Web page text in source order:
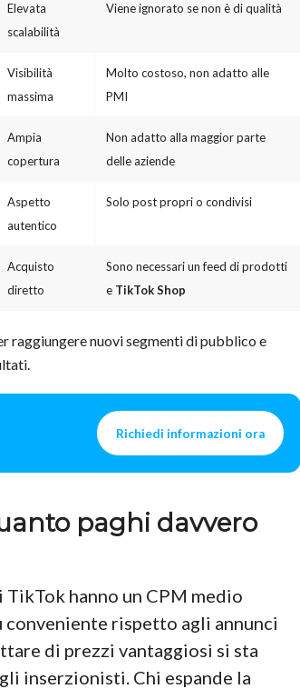
Elevata
scalabilità
Viene ignorato se non è di qualità
Visibilità
massima
Molto costoso, non adatto alle
PMI
Ampia
copertura
Non adatto alla maggior parte
delle aziende
Aspetto
autentico
Solo post propri o condivisi
Acquisto
diretto
Sono necessari un feed di prodotti
e TikTok Shop
raggiungere nuovi segmenti di pubblico e
Richiedi informazioni ora
paghi davvero
hanno un CPM medio
conveniente rispetto agli annunci
di prezzi vantaggiosi si sta
inserzionisti. Chi espande la